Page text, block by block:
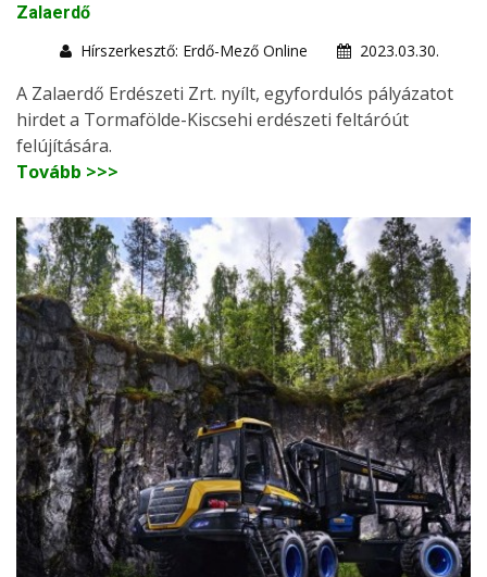
Zalaerdő
Hírszerkesztő: Erdő-Mező Online
2023.03.30.
A Zalaerdő Erdészeti Zrt. nyílt, egyfordulós pályázatot
hirdet a Tormafölde-Kiscsehi erdészeti feltáróút
felújítására.
Tovább >>>